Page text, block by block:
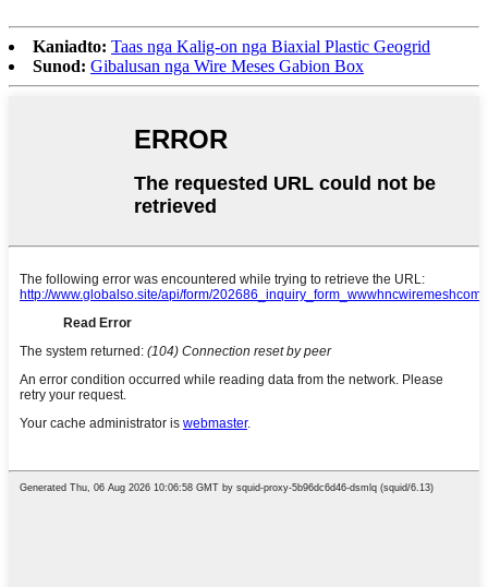
Kaniadto: Taas nga Kalig-on nga Biaxial Plastic Geogrid
Sunod: Gibalusan nga Wire Meses Gabion Box